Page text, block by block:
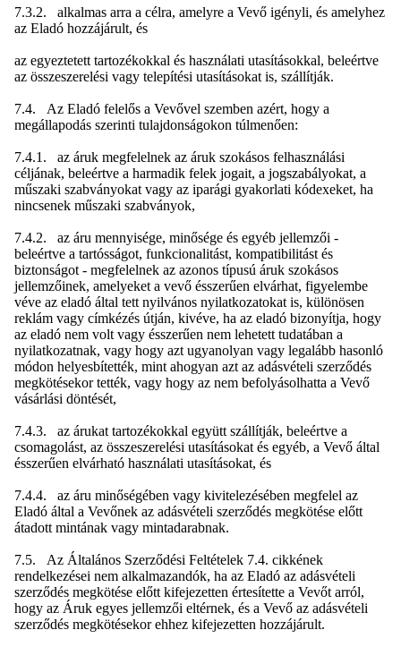
7.3.2. alkalmas arra a célra, amelyre a Vevő igényli, és amelyhez
az Eladó hozzájárult, és
az egyeztetett tartozékokkal és használati utasításokkal, beleértve
az összeszerelési vagy telepítési utasításokat is, szállítják.
7.4. Az Eladó felelős a Vevővel szemben azért, hogy a
megállapodás szerinti tulajdonságokon túlmenően:
7.4.1. az áruk megfelelnek az áruk szokásos felhasználási
céljának, beleértve a harmadik felek jogait, a jogszabályokat, a
műszaki szabványokat vagy az iparági gyakorlati kódexeket, ha
nincsenek műszaki szabványok,
7.4.2. az áru mennyisége, minősége és egyéb jellemzői -
beleértve a tartósságot, funkcionalitást, kompatibilitást és
biztonságot - megfelelnek az azonos típusú áruk szokásos
jellemzőinek, amelyeket a vevő ésszerűen elvárhat, figyelembe
véve az eladó által tett nyilvános nyilatkozatokat is, különösen
reklám vagy címkézés útján, kivéve, ha az eladó bizonyítja, hogy
az eladó nem volt vagy ésszerűen nem lehetett tudatában a
nyilatkozatnak, vagy hogy azt ugyanolyan vagy legalább hasonló
módon helyesbítették, mint ahogyan azt az adásvételi szerződés
megkötésekor tették, vagy hogy az nem befolyásolhatta a Vevő
vásárlási döntését,
7.4.3. az árukat tartozékokkal együtt szállítják, beleértve a
csomagolást, az összeszerelési utasításokat és egyéb, a Vevő által
ésszerűen elvárható használati utasításokat, és
7.4.4. az áru minőségében vagy kivitelezésében megfelel az
Eladó által a Vevőnek az adásvételi szerződés megkötése előtt
átadott mintának vagy mintadarabnak.
7.5. Az Általános Szerződési Feltételek 7.4. cikkének
rendelkezései nem alkalmazandók, ha az Eladó az adásvételi
szerződés megkötése előtt kifejezetten értesítette a Vevőt arról,
hogy az Áruk egyes jellemzői eltérnek, és a Vevő az adásvételi
szerződés megkötésekor ehhez kifejezetten hozzájárult.